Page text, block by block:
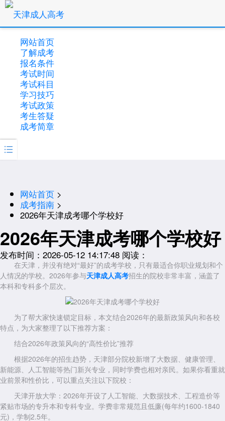
网站首页
了解成考
报名条件
考试时间
考试科目
学习技巧
考试政策
考生答疑
成考简章

网站首页 >
成考指南 >
2026年天津成考哪个学校好
2026年天津成考哪个学校好
发布时间：2026-05-12 14:17:48 阅读：
在天津，并没有绝对“最好”的成考学校，只有最适合你职业规划和个
人情况的学校。2026年参与天津成人高考招生的院校非常丰富，涵盖了
本科和专科多个层次。
为了帮大家快速锁定目标，本文结合2026年的最新政策风向和各校
特点，为大家整理了以下推荐方案：
结合2026年政策风向的“高性价比”推荐
根据2026年的招生趋势，天津部分院校新增了大数据、健康管理、
新能源、人工智能等热门新兴专业，同时学费也相对亲民。如果你看重就
业前景和性价比，可以重点关注以下院校：
天津开放大学：2026年开设了人工智能、大数据技术、工程造价等
紧贴市场的专升本和专科专业。学费非常规范且低廉(每年约1600-1840
元)，学制2.5年。